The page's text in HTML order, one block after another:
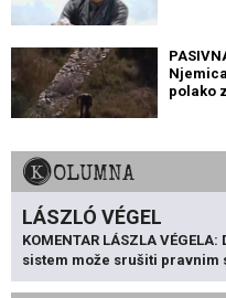
polako
KOLUMNA
LÁSZLÓ VÉGEL
KOMENTAR LÁSZLA
sistem može srušiti pravnim